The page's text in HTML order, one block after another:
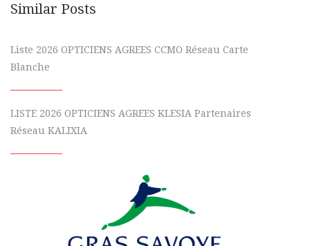
Similar Posts
Liste 2026 OPTICIENS AGREES CCMO Réseau Carte
Blanche
LISTE 2026 OPTICIENS AGREES KLESIA Partenaires
Réseau KALIXIA